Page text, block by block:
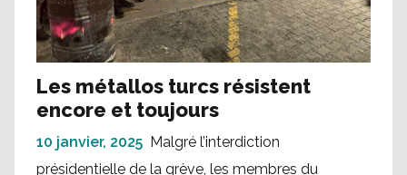
Les métallos turcs résistent
encore et toujours
10 janvier, 2025 Malgré l’interdiction
présidentielle de la grève, les membres du